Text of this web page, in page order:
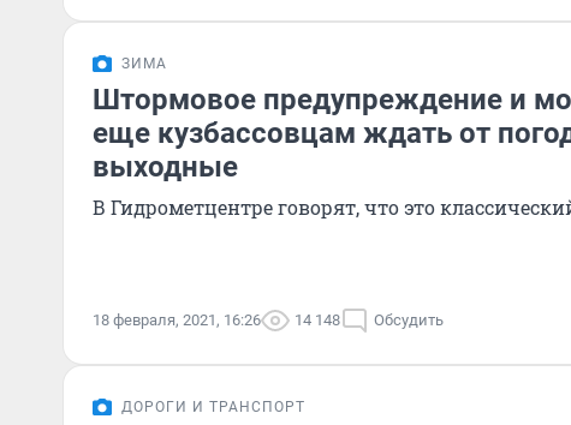
ЗИМА
Штормовое предупреждение и
еще кузбассовцам ждать от
выходные
В Гидрометцентре говорят, что это
18 февраля, 2021, 16:26 14 148 Обсудить
ДОРОГИ И ТРАНСПОРТ